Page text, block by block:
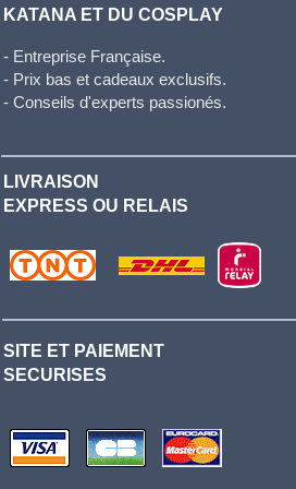
KATANA ET DU COSPLAY
- Entreprise Française.
- Prix bas et cadeaux exclusifs.
- Conseils d'experts passionés.
LIVRAISON
EXPRESS OU RELAIS
SITE ET PAIEMENT
SECURISES